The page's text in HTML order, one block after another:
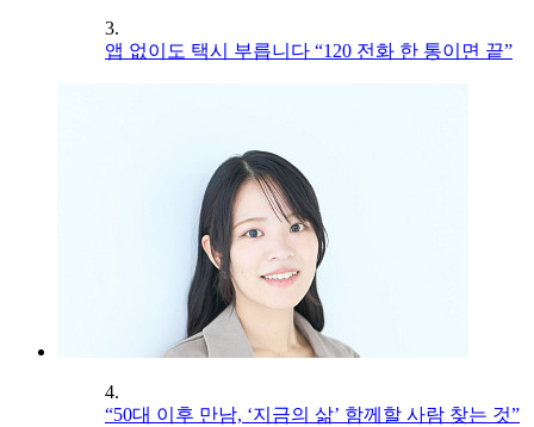
3.
앱 없이도 택시 부릅니다 “120 전화 한 통이면 끝”
4.
“50대 이후 만남, ‘지금의 삶’ 함께할 사람 찾는 것”